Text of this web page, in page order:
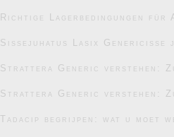
Richtige Lagerbedingungen für
Sissejuhatus Lasix Genericisse
Strattera Generic verstehen:
Strattera Generic verstehen:
Tadacip begrijpen: wat u moet